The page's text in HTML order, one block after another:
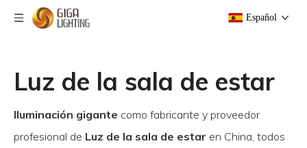
Español
Luz de la sala de estar
Iluminación gigante como fabricante y proveedor
profesional de Luz de la sala de estar en China, todos